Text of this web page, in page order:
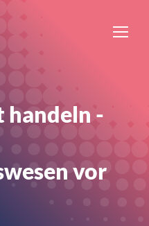
handeln -
vor